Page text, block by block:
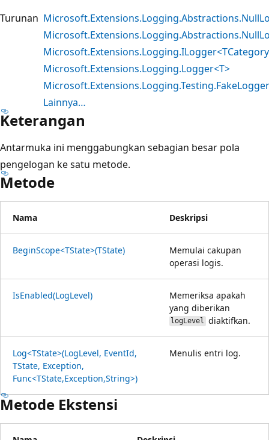
Turunan
Microsoft.Extensions.Logging.Logger<T>
Microsoft.Extensions.Logging.Testing.FakeLogger
Lainnya…
Keterangan
Antarmuka ini menggabungkan sebagian besar pola
pengelogan ke satu metode.
Metode
Nama Deskripsi
BeginScope<TState>(TState)
Memulai cakupan
operasi logis.
IsEnabled(LogLevel)
Memeriksa apakah
yang diberikan
logLevel diaktifkan.
Log<TState>(LogLevel, EventId,
TState, Exception,
Func<TState,Exception,String>)
Menulis entri log.
Metode Ekstensi